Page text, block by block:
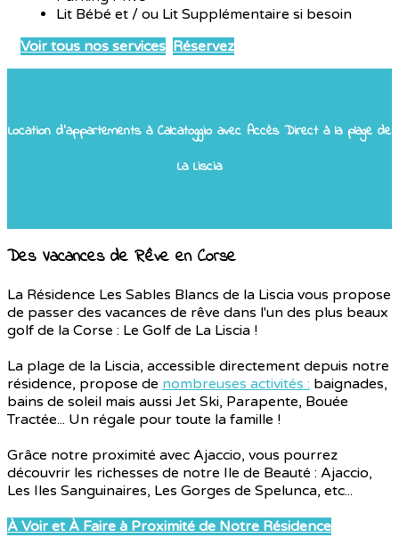
Lit Bébé et / ou Lit Supplémentaire si besoin
Voir tous nos services Réservez
Location d'appartements à Calcatoggio avec Accès Direct à la plage de
La Liscia
Des Vacances de Rêve en Corse
La Résidence Les Sables Blancs de la Liscia vous propose
de passer des vacances de rêve dans l'un des plus beaux
golf de la Corse : Le Golf de La Liscia !
La plage de la Liscia, accessible directement depuis notre
résidence, propose de nombreuses activités : baignades,
bains de soleil mais aussi Jet Ski, Parapente, Bouée
Tractée... Un régale pour toute la famille !
Grâce notre proximité avec Ajaccio, vous pourrez
découvrir les richesses de notre Ile de Beauté : Ajaccio,
Les Iles Sanguinaires, Les Gorges de Spelunca, etc...
À Voir et À Faire à Proximité de Notre Résidence